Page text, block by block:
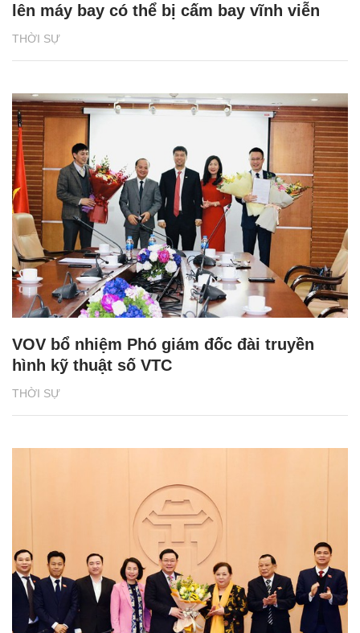
THỜI SỰ
lên máy bay có thể bị cấm bay vĩnh viễn
THỜI SỰ
VOV bổ nhiệm Phó giám đốc đài truyền
hình kỹ thuật số VTC